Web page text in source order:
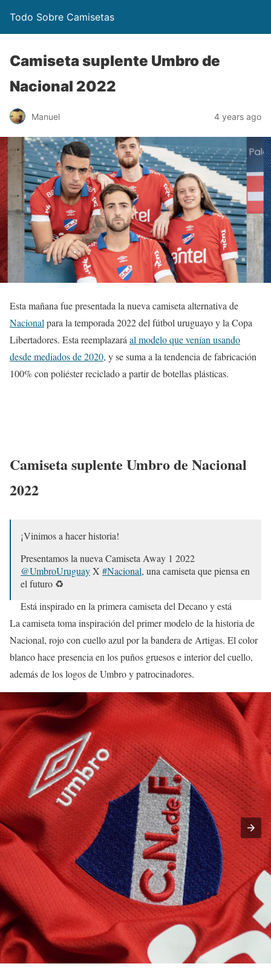
Todo Sobre Camisetas
Camiseta suplente Umbro de
Nacional 2022
Manuel 4 years ago
Esta mañana fue presentada la nueva camiseta alternativa de
Nacionalpara la temporada 2022 del fútbol uruguayo y la Copa
Libertadores. Esta reemplazaráal modelo que venían usando
desde mediados de 2020, y se suma a la tendencia de fabricación
100% con poliéster reciclado a partir de botellas plásticas.
Camiseta suplente Umbro de Nacional
2022
¡Vinimos a hacer historia!
Presentamos la nueva Camiseta Away 1 2022
@UmbroUruguayX #Nacional, una camiseta que piensa en
el futuro ♻️
Está inspirado en la primera camiseta del Decano y está
hecha 100% en poliéster reciclado, proveniente del reciclaje
de botellas plásticaspic.twitter.com/qctsTihKXO
— Nacional (@Nacional)February 16, 2022
La camiseta toma inspiración del primer modelo de la historia de
Nacional, rojo con cuello azul por la bandera de Artigas. El color
blanco hace presencia en los puños gruesos e interior del cuello,
además de los logos de Umbro y patrocinadores.